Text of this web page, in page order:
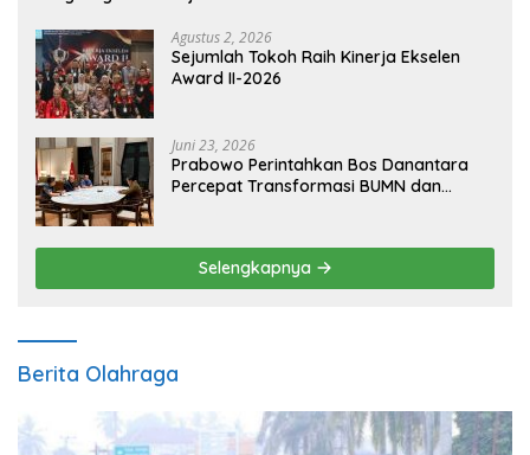
Agustus 2, 2026
Sejumlah Tokoh Raih Kinerja Ekselen
Award II-2026
Juni 23, 2026
Prabowo Perintahkan Bos Danantara
Percepat Transformasi BUMN dan
Selengkapnya
Berita Olahraga